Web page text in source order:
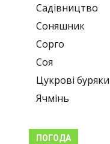
Садівництво
Соняшник
Сорго
Соя
Цукрові буряки
Ячмінь
ПОГОДА